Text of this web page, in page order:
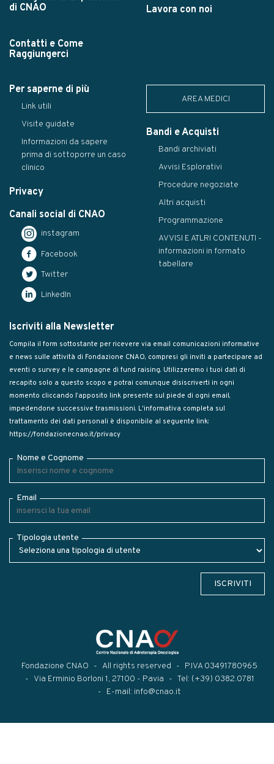
di CNAO
Contatti e Come
Raggiungerci
Lavora con noi
Per saperne di più
Link utili
Visite guidate
Informazioni da sapere
prima di sottoporre un caso
clinico
Privacy
Canali social di CNAO
instagram
Facebook
Twitter
LinkedIn
AREA MEDICI
Bandi e Acquisti
Bandi archiviati
Avvisi Esplorativi
Procedure negoziate
Altri acquisti
Programmazione
AVVISI E ATLRI CONTENUTI -
informazioni in formato
tabellare
Iscriviti alla Newsletter
Compila il form sottostante per ricevere via email comunicazioni informative
e news sulle attività di Fondazione CNAO, compresi gli inviti a partecipare ad
eventi o survey e le campagne di fund raising. Utilizzeremo i tuoi dati di
recapito solo a questo scopo e potrai comunque disiscriverti in ogni
momento cliccando l’apposito link presente sul piede di ogni email,
impedendone successive trasmissioni. L'informativa completa sul
trattamento dei dati personali è disponibile al seguente link:
https://fondazionecnao.it/privacy
Nome e Cognome
Email
Tipologia utente
ISCRIVITI
Fondazione CNAO All rights reserved
P.IVA 03491780965
Via Erminio Borloni 1, 27100 - Pavia
Tel: (+39) 0382.0781
E-mail: info@cnao.it